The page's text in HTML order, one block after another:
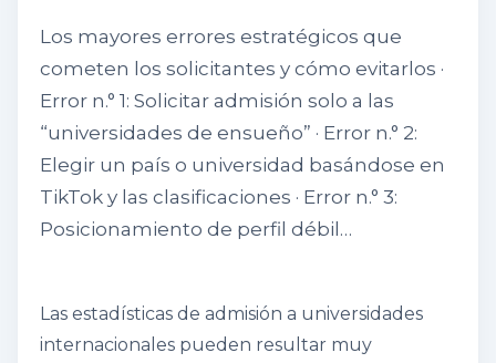
Los mayores errores estratégicos que
cometen los solicitantes y cómo evitarlos ·
Error n.° 1: Solicitar admisión solo a las
“universidades de ensueño” · Error n.° 2:
Elegir un país o universidad basándose en
TikTok y las clasificaciones · Error n.° 3:
Posicionamiento de perfil débil…
Las estadísticas de admisión a universidades
internacionales pueden resultar muy